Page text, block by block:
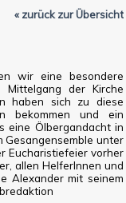
« zurück zur Übersicht
wir eine besondere
Mittelgang der Kirche
haben sich zu diese
bekommen und ein
eine Ölbergandacht in
Gesangensemble unter
Eucharistiefeier vorher
allen HelferInnen und
Alexander mit seinem